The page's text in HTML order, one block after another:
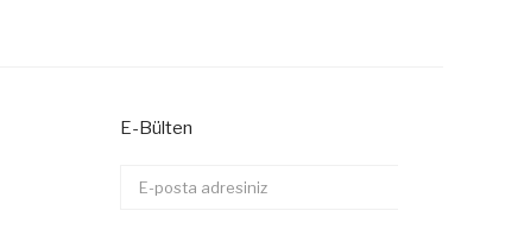
E-Bülten